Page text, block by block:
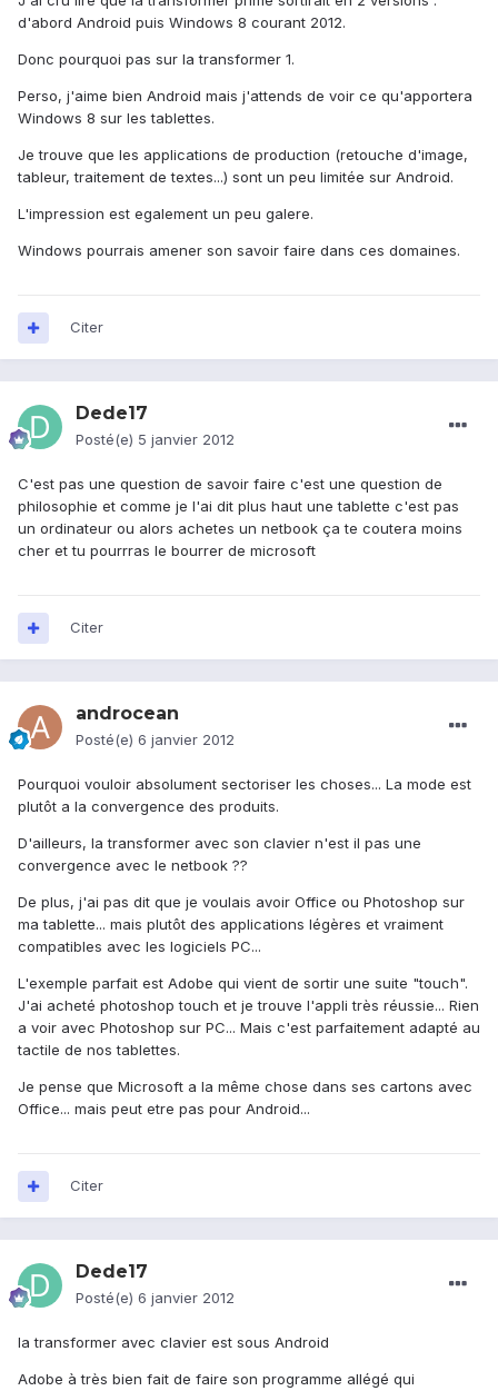
d'abord Android puis Windows 8 courant 2012.
Donc pourquoi pas sur la transformer 1.
Perso, j'aime bien Android mais j'attends de voir ce qu'apportera
Windows 8 sur les tablettes.
Je trouve que les applications de production (retouche d'image,
tableur, traitement de textes...) sont un peu limitée sur Android.
L'impression est egalement un peu galere.
Windows pourrais amener son savoir faire dans ces domaines.
Citer
Dede17
Posté(e) 5 janvier 2012
C'est pas une question de savoir faire c'est une question de
philosophie et comme je l'ai dit plus haut une tablette c'est pas
un ordinateur ou alors achetes un netbook ça te coutera moins
cher et tu pourrras le bourrer de microsoft
Citer
androcean
Posté(e) 6 janvier 2012
Pourquoi vouloir absolument sectoriser les choses... La mode est
plutôt a la convergence des produits.
D'ailleurs, la transformer avec son clavier n'est il pas une
convergence avec le netbook ??
De plus, j'ai pas dit que je voulais avoir Office ou Photoshop sur
ma tablette... mais plutôt des applications légères et vraiment
compatibles avec les logiciels PC...
L'exemple parfait est Adobe qui vient de sortir une suite "touch".
J'ai acheté photoshop touch et je trouve l'appli très réussie... Rien
a voir avec Photoshop sur PC... Mais c'est parfaitement adapté au
tactile de nos tablettes.
Je pense que Microsoft a la même chose dans ses cartons avec
Office... mais peut etre pas pour Android...
Citer
Dede17
Posté(e) 6 janvier 2012
la transformer avec clavier est sous Android
Adobe à très bien fait de faire son programme allégé qui